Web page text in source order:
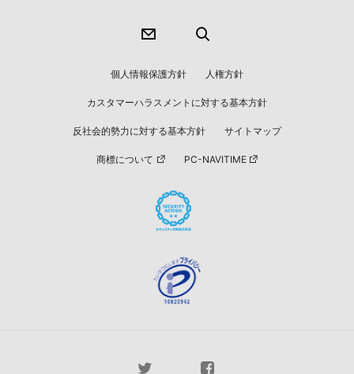
個人情報保護方針 人権方針
カスタマーハラスメントに対する基本方針
反社会的勢力に対する基本方針 サイトマップ
商標について PC-NAVITIME